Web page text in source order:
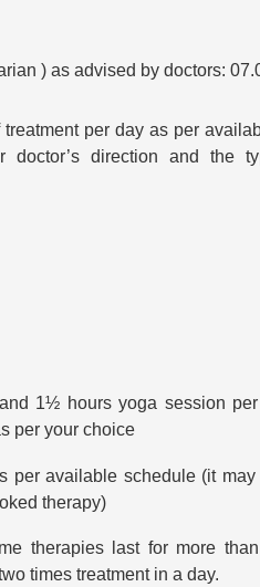
) as advised by doctors:
treatment per day as per
doctor’s direction and the
1½ hours yoga session
per your choice
per available schedule (it may
therapy)
therapies last for more
times treatment in a day.